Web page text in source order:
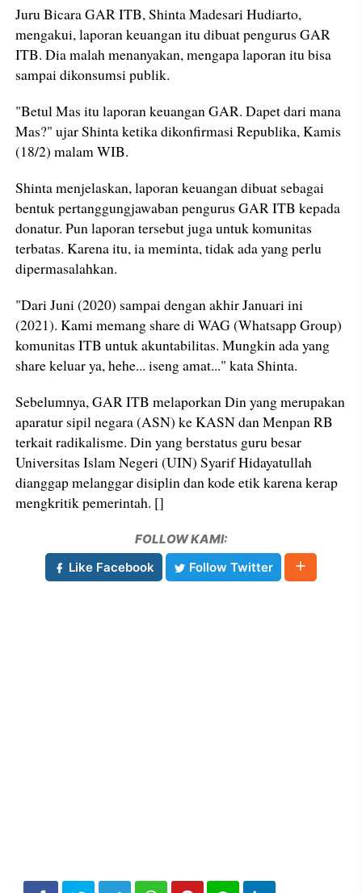
Juru Bicara GAR ITB, Shinta Madesari Hudiarto,
mengakui, laporan keuangan itu dibuat pengurus GAR
ITB. Dia malah menanyakan, mengapa laporan itu bisa
sampai dikonsumsi publik.
"Betul Mas itu laporan keuangan GAR. Dapet dari mana
Mas?" ujar Shinta ketika dikonfirmasi Republika, Kamis
(18/2) malam WIB.
Shinta menjelaskan, laporan keuangan dibuat sebagai
bentuk pertanggungjawaban pengurus GAR ITB kepada
donatur. Pun laporan tersebut juga untuk komunitas
terbatas. Karena itu, ia meminta, tidak ada yang perlu
dipermasalahkan.
"Dari Juni (2020) sampai dengan akhir Januari ini
(2021). Kami memang share di WAG (Whatsapp Group)
komunitas ITB untuk akuntabilitas. Mungkin ada yang
share keluar ya, hehe... iseng amat..." kata Shinta.
Sebelumnya, GAR ITB melaporkan Din yang merupakan
aparatur sipil negara (ASN) ke KASN dan Menpan RB
terkait radikalisme. Din yang berstatus guru besar
Universitas Islam Negeri (UIN) Syarif Hidayatullah
dianggap melanggar disiplin dan kode etik karena kerap
mengkritik pemerintah. []
FOLLOW KAMI:
Like Facebook
Follow Twitter